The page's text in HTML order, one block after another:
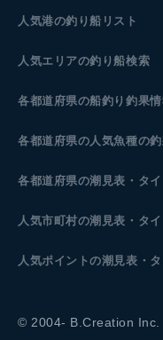
人気港の釣り船リスト
人気エリアの釣り船検索
各都道府県の船釣り釣果情
各都道府県の人気魚種の
各都道府県の潮見表 ・タ
人気市町村の潮見表・タ
人気ポイントの潮見表・
© 2004- B.Creation Inc.